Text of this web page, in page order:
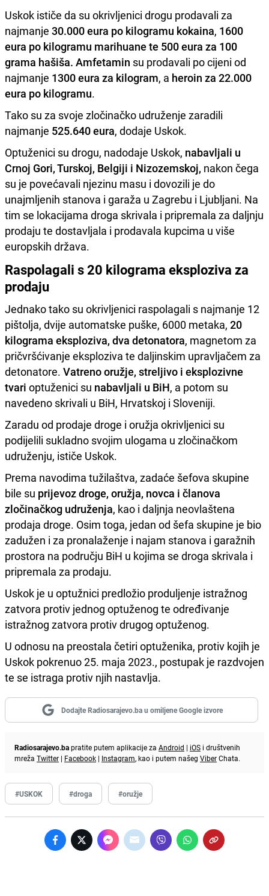
Uskok ističe da su okrivljenici drogu prodavali za
najmanje 30.000 eura po kilogramu kokaina, 1600
eura po kilogramu marihuane te 500 eura za 100
grama hašiša. Amfetamin su prodavali po cijeni od
najmanje 1300 eura za kilogram, a heroin za 22.000
eura po kilogramu.
Tako su za svoje zločinačko udruženje zaradili
najmanje 525.640 eura, dodaje Uskok.
Optuženici su drogu, nadodaje Uskok, nabavljali u
Crnoj Gori, Turskoj, Belgiji i Nizozemskoj, nakon čega
su je povećavali njezinu masu i dovozili je do
unajmljenih stanova i garaža u Zagrebu i Ljubljani. Na
tim se lokacijama droga skrivala i pripremala za daljnju
prodaju te dostavljala i prodavala kupcima u više
europskih država.
Raspolagali s 20 kilograma eksploziva za
prodaju
Jednako tako su okrivljenici raspolagali s najmanje 12
pištolja, dvije automatske puške, 6000 metaka, 20
kilograma eksploziva, dva detonatora, magnetom za
pričvršćivanje eksploziva te daljinskim upravljačem za
detonatore. Vatreno oružje, streljivo i eksplozivne
tvari optuženici su nabavljali u BiH, a potom su
navedeno skrivali u BiH, Hrvatskoj i Sloveniji.
Zaradu od prodaje droge i oružja okrivljenici su
podijelili sukladno svojim ulogama u zločinačkom
udruženju, ističe Uskok.
Prema navodima tužilaštva, zadaće šefova skupine
bile su prijevoz droge, oružja, novca i članova
zločinačkog udruženja, kao i daljnja neovlaštena
prodaja droge. Osim toga, jedan od šefa skupine je bio
zadužen i za pronalaženje i najam stanova i garažnih
prostora na području BiH u kojima se droga skrivala i
pripremala za prodaju.
Uskok je u optužnici predložio produljenje istražnog
zatvora protiv jednog optuženog te određivanje
istražnog zatvora protiv drugog optuženog.
U odnosu na preostala četiri optuženika, protiv kojih je
Uskok pokrenuo 25. maja 2023., postupak je razdvojen
te se istraga protiv njih nastavlja.
Dodajte Radiosarajevo.ba u omiljene Google izvore
Radiosarajevo.bapratite putem aplikacije za Android | iOS i društvenih
mreža Twitter | Facebook | Instagram, kao i putem našeg ViberChata.
#USKOK #droga #oružje